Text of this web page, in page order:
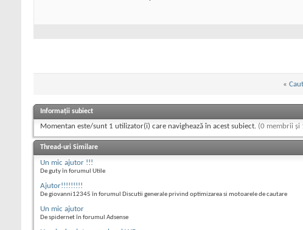
«
Informații subiect
Momentan este/sunt 1 utilizator(i) care navighează în acest subiect. (0 membrii și
Thread-uri Similare
Un mic ajutor !!!
De guty în forumul Utile
Ajutor!!!!!!!!!
De giovanni12345 în forumul Discutii generale privind optimizarea si motoarele de cautare
Un mic ajutor
De spidernet în forumul Adsense